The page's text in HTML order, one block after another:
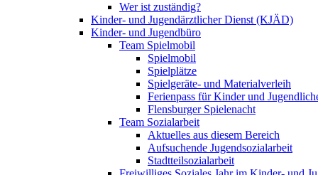
Wer ist zuständig?
Kinder- und Jugendärztlicher Dienst (KJÄD)
Kinder- und Jugendbüro
Team Spielmobil
Spielmobil
Spielplätze
Spielgeräte- und Materialverleih
Ferienpass für Kinder und
Flensburger Spielenacht
Team Sozialarbeit
Aktuelles aus diesem Bereich
Aufsuchende Jugendsozialarbeit
Stadtteilsozialarbeit